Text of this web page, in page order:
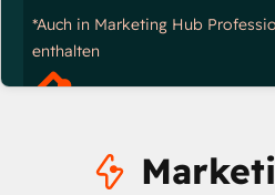
*Auch in Marketing Hub
enthalten